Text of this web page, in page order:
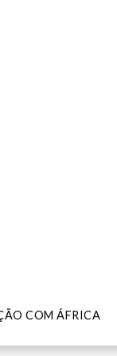
COM ÁFRICA
COM ÁFRICA